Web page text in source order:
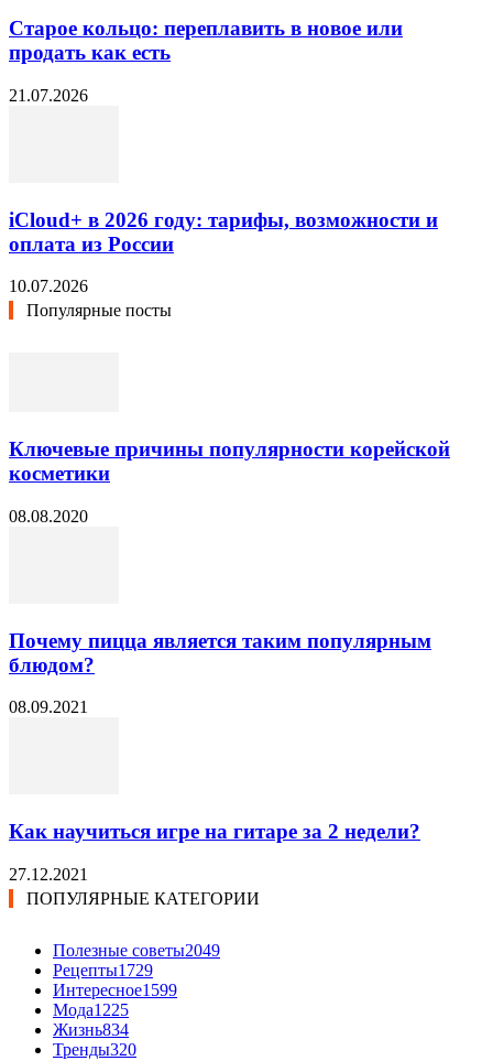
Старое кольцо: переплавить в новое или
продать как есть
21.07.2026
iCloud+ в 2026 году: тарифы, возможности и
оплата из России
10.07.2026
Популярные посты
Ключевые причины популярности корейской
косметики
08.08.2020
Почему пицца является таким популярным
блюдом?
08.09.2021
Как научиться игре на гитаре за 2 недели?
27.12.2021
ПОПУЛЯРНЫЕ КАТЕГОРИИ
Полезные советы2049
Рецепты1729
Интересное1599
Мода1225
Жизнь834
Тренды320